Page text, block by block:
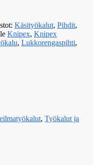
Käsityökalut, Pihdit,
Knipex, Knipex
, Lukkorengaspihti,
, Työkalut ja